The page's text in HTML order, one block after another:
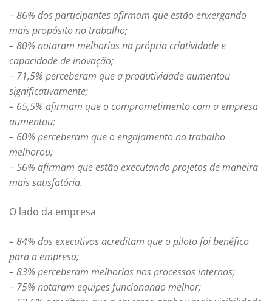
– 86% dos participantes afirmam que estão enxergando
mais propósito no trabalho;
– 80% notaram melhorias na própria criatividade e
capacidade de inovação;
– 71,5% perceberam que a produtividade aumentou
significativamente;
– 65,5% afirmam que o comprometimento com a empresa
aumentou;
– 60% perceberam que o engajamento no trabalho
melhorou;
– 56% afirmam que estão executando projetos de maneira
mais satisfatória.
O lado da empresa
– 84% dos executivos acreditam que o piloto foi benéfico
para a empresa;
– 83% perceberam melhorias nos processos internos;
– 75% notaram equipes funcionando melhor;